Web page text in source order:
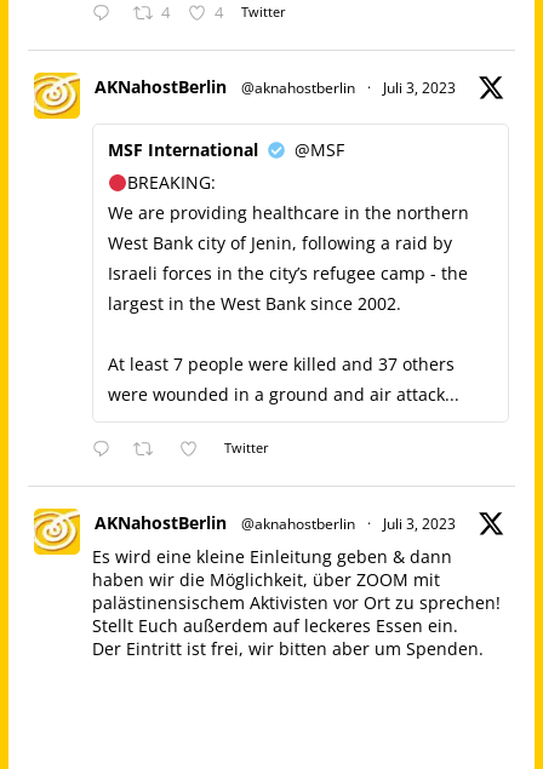
4 4 Twitter
AKNahostBerlin @aknahostberlin · Juli 3, 2023
MSF International
@MSF
BREAKING:
We are providing healthcare in the northern
West Bank city of Jenin, following a raid by
Israeli forces in the city’s refugee camp - the
largest in the West Bank since 2002.
At least 7 people were killed and 37 others
were wounded in a ground and air attack...
Twitter
AKNahostBerlin @aknahostberlin · Juli 3, 2023
Es wird eine kleine Einleitung geben & dann
haben wir die Möglichkeit, über ZOOM mit
palästinensischem Aktivisten vor Ort zu sprechen!
Stellt Euch außerdem auf leckeres Essen ein.
Der Eintritt ist frei, wir bitten aber um Spenden.